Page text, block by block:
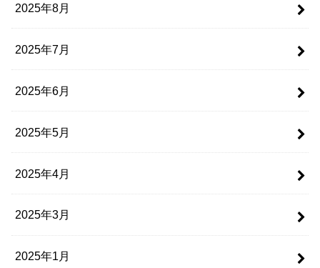
2025年8月
2025年7月
2025年6月
2025年5月
2025年4月
2025年3月
2025年1月